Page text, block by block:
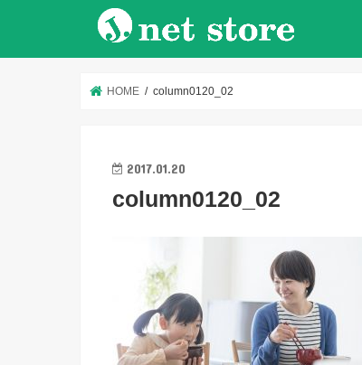
HOME column0120_02
2017.01.20
column0120_02